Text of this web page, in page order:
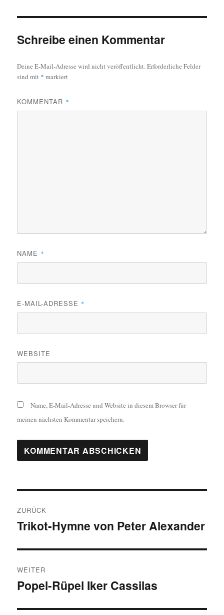
Schreibe einen Kommentar
Deine E-Mail-Adresse wird nicht veröffentlicht.Erforderliche Felder
sind mit * markiert
KOMMENTAR *
NAME *
E-MAIL-ADRESSE *
WEBSITE
Name, E-Mail-Adresse und Website in diesem Browser für
meinen nächsten Kommentar speichern.
ZURÜCK
Vorheriger
Trikot-Hymne von Peter Alexander
WEITER
Nächster
Popel-Rüpel Iker Cassilas